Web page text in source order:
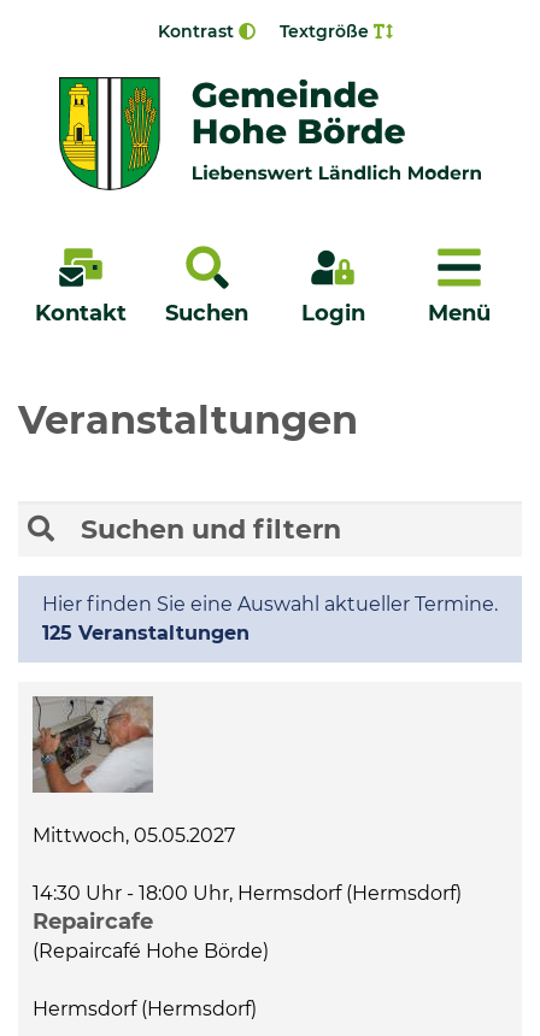
Kontrast Textgröße
Kontakt Suchen Login Menü
Menü
Neuigkeiten
Kommunalpolitik
Wirtschaft, Bauen, Verkehr
Tourismus, Freizeit, Dorfleben
Ehrenamt und Engagement
Veranstaltungen
Suchen und filtern
Hier finden Sie eine Auswahl aktueller Termine.
125 Veranstaltungen
Mittwoch, 05.05.2027
14:30 Uhr - 18:00 Uhr, Hermsdorf (Hermsdorf)
Repaircafe
(Repaircafé Hohe Börde)
Hermsdorf (Hermsdorf)